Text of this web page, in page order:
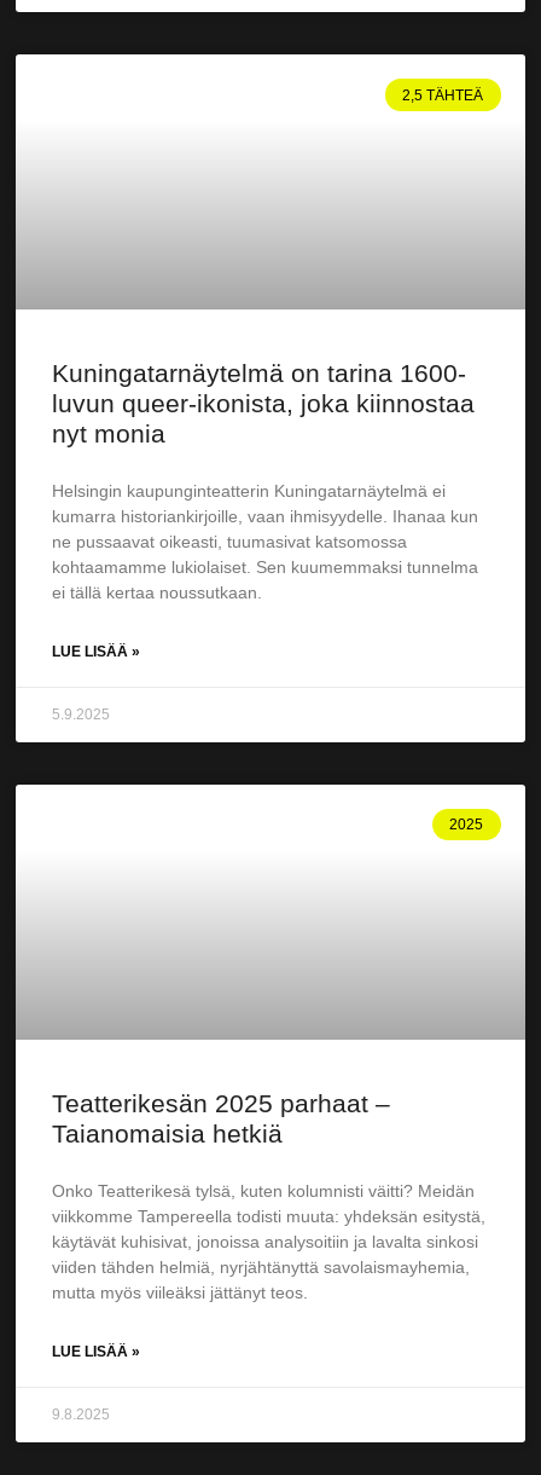
2,5 TÄHTEÄ
Kuningatarnäytelmä on tarina 1600-
luvun queer-ikonista, joka kiinnostaa
nyt monia
Helsingin kaupunginteatterin Kuningatarnäytelmä ei
kumarra historiankirjoille, vaan ihmisyydelle. Ihanaa kun
ne pussaavat oikeasti, tuumasivat katsomossa
kohtaamamme lukiolaiset. Sen kuumemmaksi tunnelma
ei tällä kertaa noussutkaan.
LUE LISÄÄ »
5.9.2025
2025
Teatterikesän 2025 parhaat –
Taianomaisia hetkiä
Onko Teatterikesä tylsä, kuten kolumnisti väitti? Meidän
viikkomme Tampereella todisti muuta: yhdeksän esitystä,
käytävät kuhisivat, jonoissa analysoitiin ja lavalta sinkosi
viiden tähden helmiä, nyrjähtänyttä savolaismayhemia,
mutta myös viileäksi jättänyt teos.
LUE LISÄÄ »
9.8.2025